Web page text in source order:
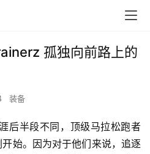
孤独向前路上的
装备
后半段不同，顶级马拉松跑者
始。因为对于他们来说，追逐